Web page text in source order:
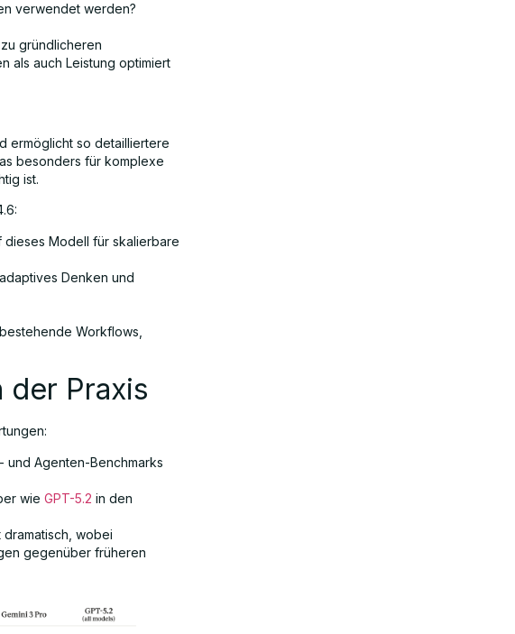
verwendet werden?
gründlicheren
als auch Leistung optimiert
ermöglicht so detailliertere
besonders für komplexe
ist.
dieses Modell für skalierbare
Denken und
Workflows,
der Praxis
und Agenten-Benchmarks
wie GPT-5.2 in den
wobei
gegenüber früheren